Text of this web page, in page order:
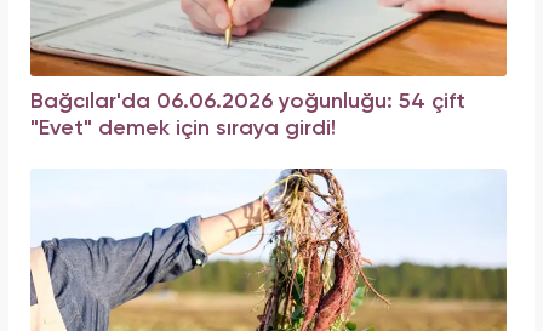
Bağcılar'da 06.06.2026 yoğunluğu: 54 çift
"Evet" demek için sıraya girdi!